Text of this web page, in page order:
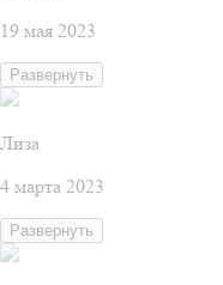
19 мая 2023
Развернуть
Лиза
4 марта 2023
Развернуть